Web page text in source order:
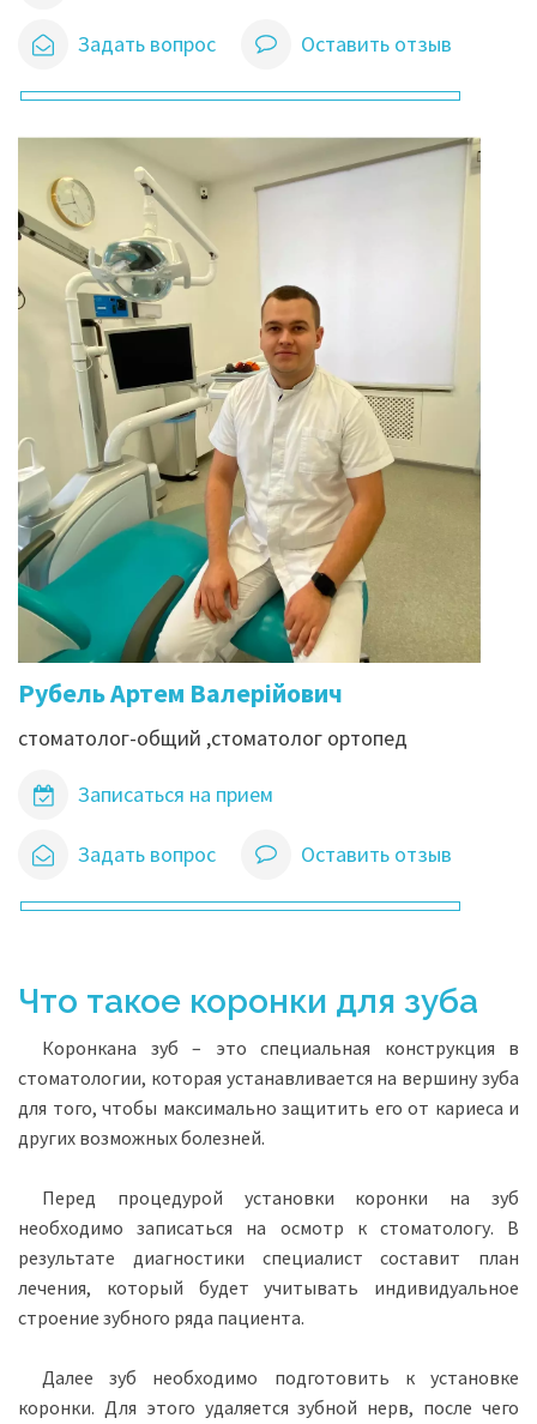
Задать вопрос Оставить отзыв
Рубель Артем Валерійович
стоматолог-общий ,стоматолог ортопед
Записаться на прием
Задать вопрос Оставить отзыв
Что такое коронки для зуба
Коронкана зуб – это специальная конструкция в
стоматологии, которая устанавливается на вершину зуба
для того, чтобы максимально защитить его от кариеса и
других возможных болезней.
Перед процедурой установки коронки на зуб
необходимо записаться на осмотр к стоматологу. В
результате диагностики специалист составит план
лечения, который будет учитывать индивидуальное
строение зубного ряда пациента.
Далее зуб необходимо подготовить к установке
коронки. Для этого удаляется зубной нерв, после чего